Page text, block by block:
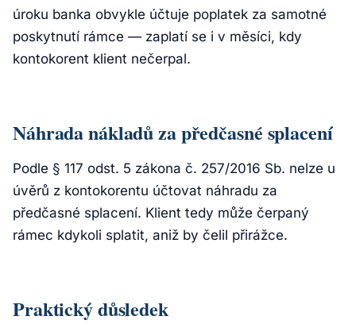
úroku banka obvykle účtuje poplatek za samotné
poskytnutí rámce — zaplatí se i v měsíci, kdy
kontokorent klient nečerpal.
Náhrada nákladů za předčasné splacení
Podle § 117 odst. 5 zákona č. 257/2016 Sb. nelze u
úvěrů z kontokorentu účtovat náhradu za
předčasné splacení. Klient tedy může čerpaný
rámec kdykoli splatit, aniž by čelil přirážce.
Praktický důsledek